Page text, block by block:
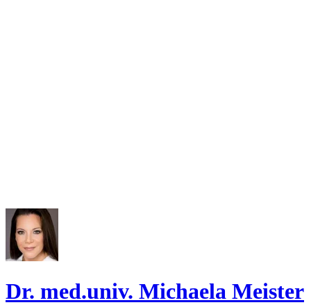
Dr. med.univ. Michaela Meister